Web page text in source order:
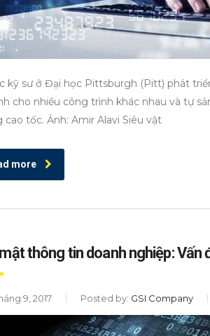
kỹ sư ở Đại học Pittsburgh (Pitt) phát
cho nhiều công trình khác nhau và tự
cao tốc. Ảnh: Amir Alavi Siêu vật
more
thông tin doanh nghiệp: Vấn
9, 2017 Posted by: GSI Company